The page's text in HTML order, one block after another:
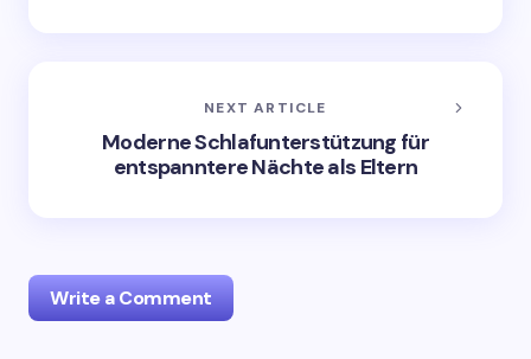
NEXT ARTICLE
Moderne Schlafunterstützung für
entspanntere Nächte als Eltern
Write a Comment